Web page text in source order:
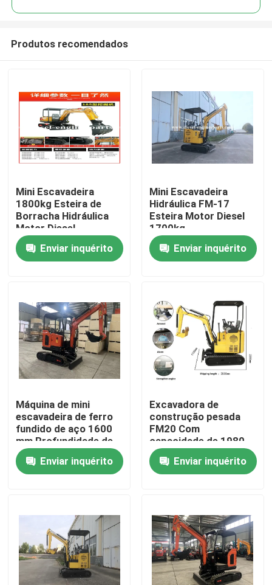
Casa
Vídeos
Show de RV
Fábrica
Controle de Qualidade
Pedir um orçamento
Peças de motor diesel
Produtos recomendados
Mini Escavadeira
1800kg Esteira de
Borracha Hidráulica
Motor Diesel
Enviar inquérito
Mini Escavadeira
Hidráulica FM-17
Esteira Motor Diesel
1700kg
Enviar inquérito
Máquina de mini
escavadeira de ferro
fundido de aço 1600
mm Profundidade de
escavação
Enviar inquérito
Excavadora de
construção pesada
FM20 Com
capacidade de 1980
kg / comprimento de
braço de 2,5 metros
Enviar inquérito